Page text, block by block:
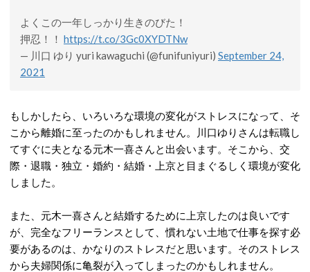
よくこの一年しっかり生きのびた！
押忍！！ https://t.co/3Gc0XYDTNw
— 川口 ゆり yuri kawaguchi (@funifuniyuri) September 24,
2021
もしかしたら、いろいろな環境の変化がストレスになって、そ
こから離婚に至ったのかもしれません。川口ゆりさんは転職し
てすぐに夫となる元木一喜さんと出会います。そこから、交
際・退職・独立・婚約・結婚・上京と目まぐるしく環境が変化
しました。
また、元木一喜さんと結婚するために上京したのは良いです
が、完全なフリーランスとして、慣れない土地で仕事を探す必
要があるのは、かなりのストレスだと思います。そのストレス
から夫婦関係に亀裂が入ってしまったのかもしれません。